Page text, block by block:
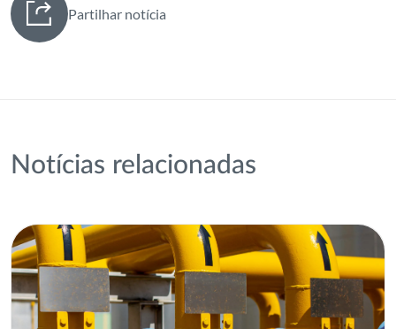
Partilhar notícia
Notícias relacionadas